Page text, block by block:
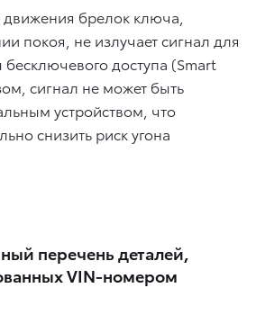
движения брелок ключа,
покоя, не излучает сигнал для
доступа (Smart
сигнал не может быть
устройством, что
снизить риск угона
перечень деталей,
VIN-номером